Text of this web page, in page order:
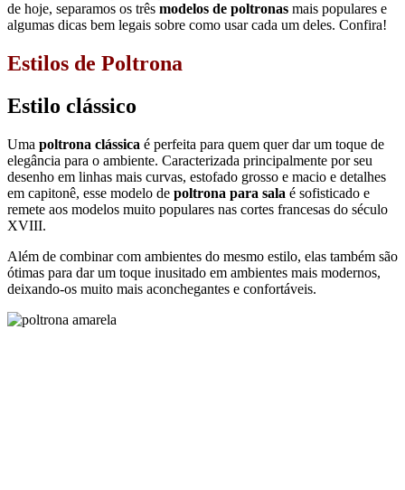
Umapoltrona clássicaé perfeita para quem quer dar um toque de
elegância para o ambiente. Caracterizada principalmente por seu
em capitonê, esse modelo depoltrona para sala
remete aos modelos muito populares nas cortes francesas do século
ótimas para dar um toque inusitado em ambientes mais modernos,
deixando-os muito mais aconchegantes e confortáveis.